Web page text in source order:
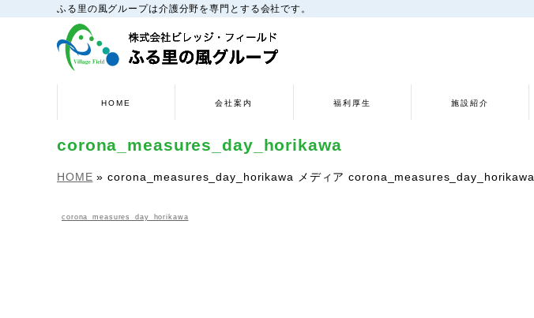
ふる里の風グループは介護分野を専門とする会社です。
HOME 会社案内 福利厚生 施設紹介
corona_measures_day_horikawa
HOME » corona_measures_day_horikawa メディア corona_measures_day_horikawa
corona_measures_day_horikawa